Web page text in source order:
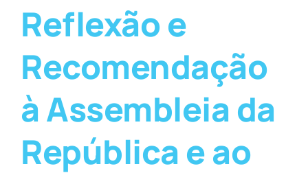
Reflexão e
Recomendação
à Assembleia da
República e ao